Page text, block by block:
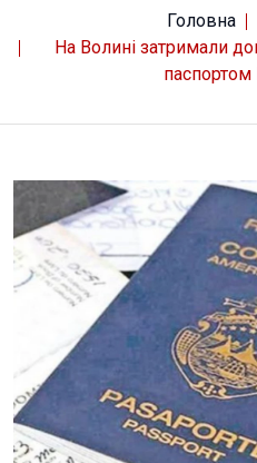
Головна
На Волині затримали